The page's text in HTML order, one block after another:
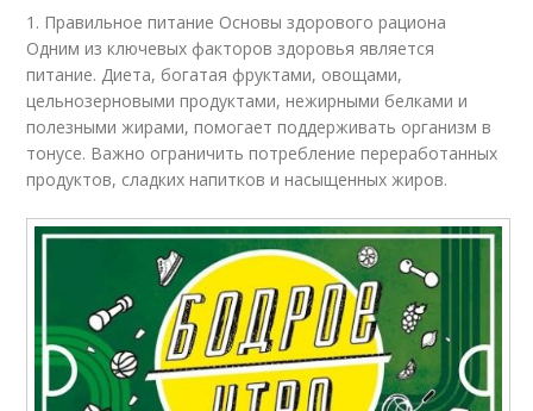
1. Правильное питание Основы здорового рациона
Одним из ключевых факторов здоровья является
питание. Диета, богатая фруктами, овощами,
цельнозерновыми продуктами, нежирными белками и
полезными жирами, помогает поддерживать организм в
тонусе. Важно ограничить потребление переработанных
продуктов, сладких напитков и насыщенных жиров.